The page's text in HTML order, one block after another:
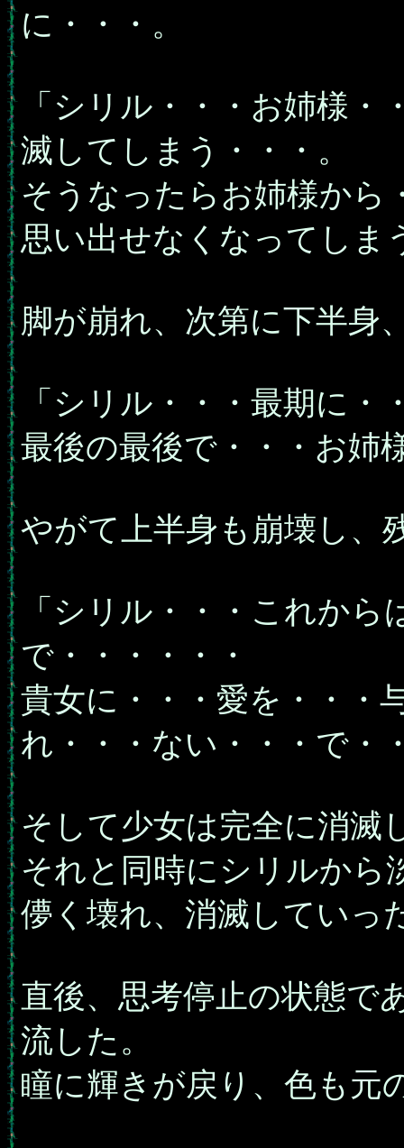
に・・・。
「シリル・・・お姉様
滅してしまう・・・。
そうなったらお姉様から
思い出せなくなってしま
脚が崩れ、次第に下半身
「シリル・・・最期に
最後の最後で・・・お姉
やがて上半身も崩壊し、
「シリル・・・これか
で・・・・・・
貴女に・・・愛を・・・
れ・・・ない・・・で・
そして少女は完全に消滅
それと同時にシリルから
儚く壊れ、消滅していっ
直後、思考停止の状態で
流した。
瞳に輝きが戻り、色も元